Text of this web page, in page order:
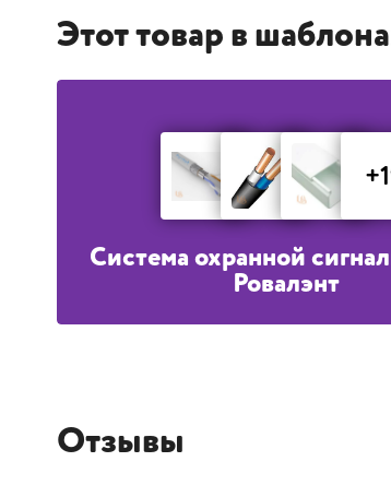
Этот товар в
Система охранной
Ровалэнт
Отзывы